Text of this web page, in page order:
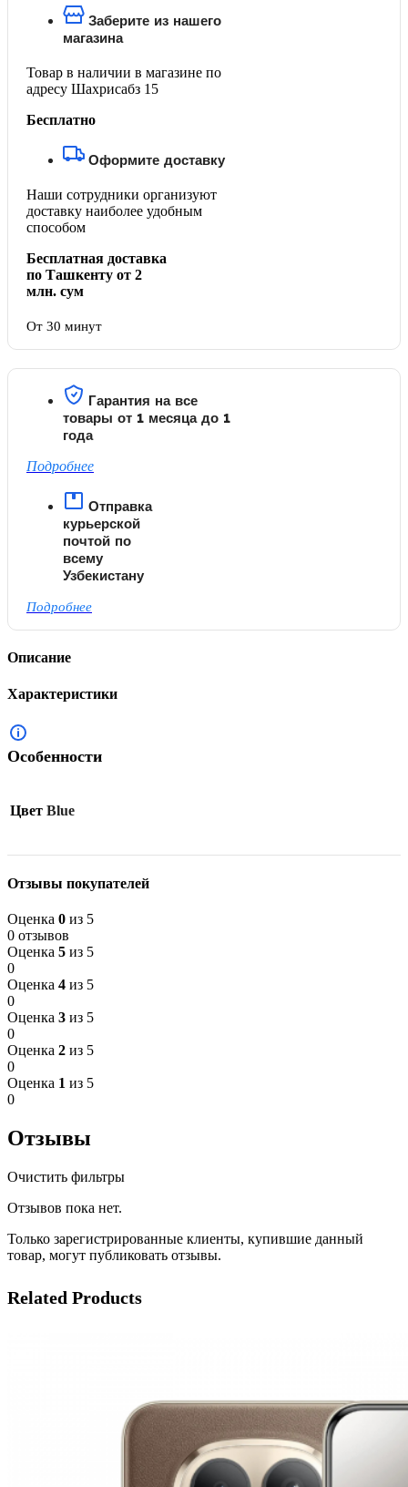
Заберите из нашего
магазина
Товар в наличии в магазине по
адресу Шахрисабз 15
Бесплатно
Оформите доставку
Наши сотрудники организуют
доставку наиболее удобным
способом
Бесплатная доставка
по Ташкенту от 2
млн. сум
От 30 минут
Гарантия на все
товары от 1 месяца до 1
года
Подробнее
Отправка
курьерской
почтой по
всему
Узбекистану
Подробнее
Описание
Характеристики
Особенности
Цвет Blue
Отзывы покупателей
Оценка 0 из 5
0 отзывов
Оценка 5 из 5
0
Оценка 4 из 5
0
Оценка 3 из 5
0
Оценка 2 из 5
0
Оценка 1 из 5
0
Отзывы
Очистить фильтры
Отзывов пока нет.
Только зарегистрированные клиенты, купившие данный
товар, могут публиковать отзывы.
Related Products